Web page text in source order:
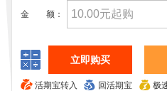
金 额：
立即购买
活期宝转入 回活期宝 极